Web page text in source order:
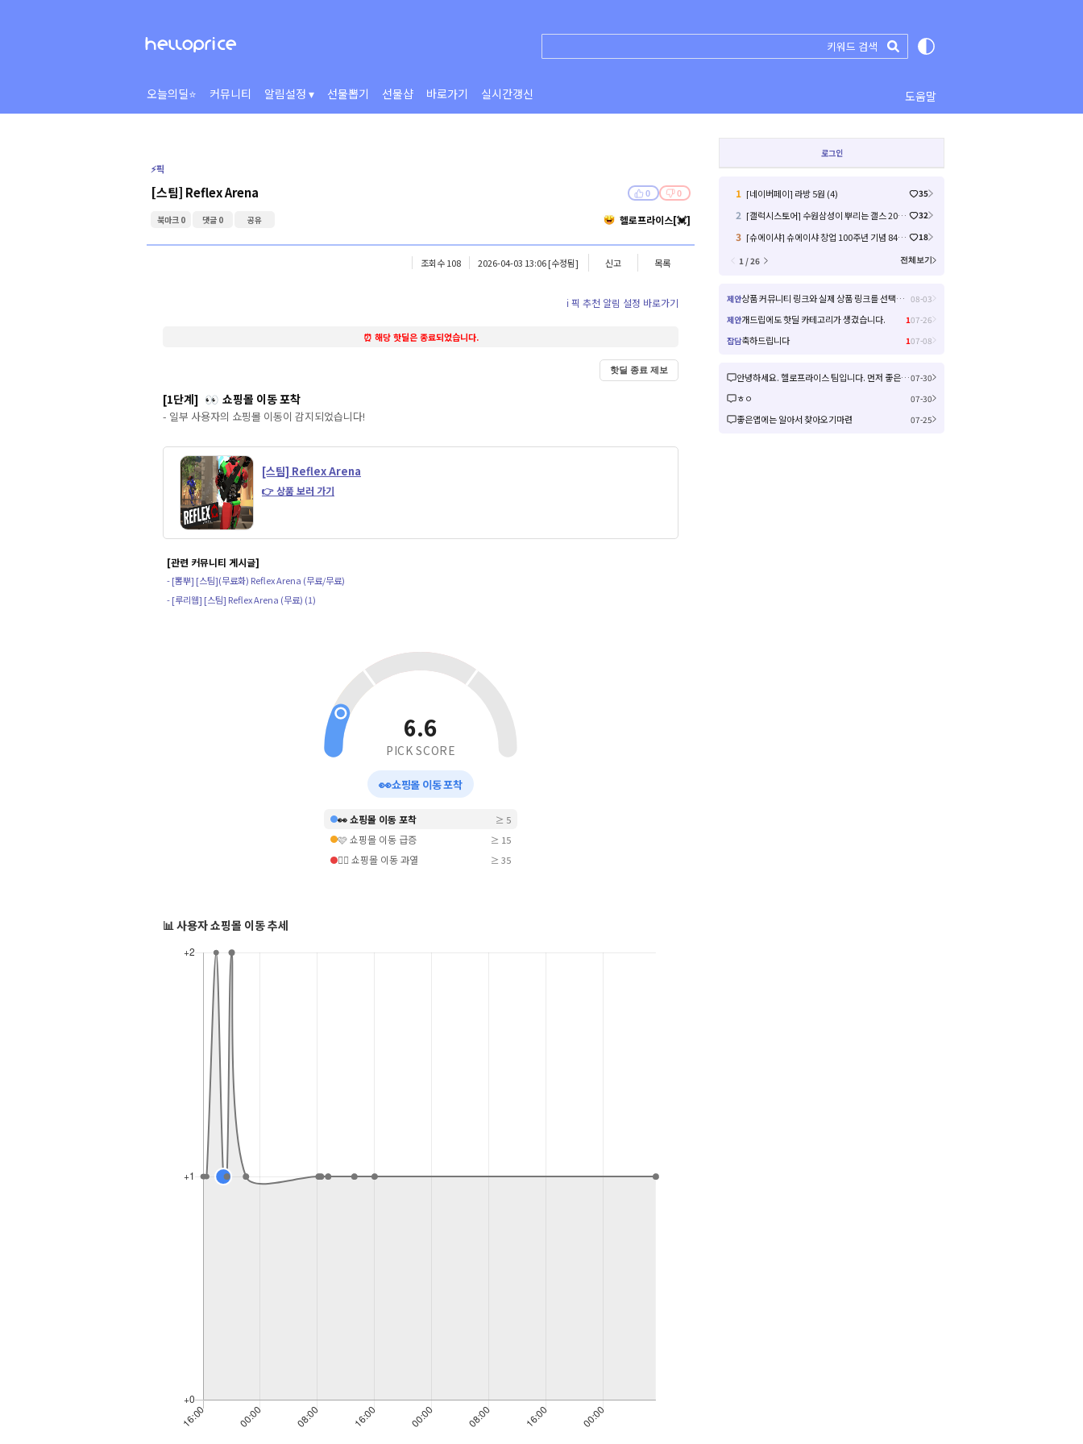
오늘의딜⭐ 커뮤니티 알림설정 ▾ 선물뽑기 선물샵 바로가기 실시간갱신 도움말
⚡️픽
[스팀] Reflex Arena 0 0
북마크 0 댓글 0 공유 헬로프라이스[💓]
조회수 108 2026-04-03 13:06[수정됨] 신고 목록
ℹ️ 픽 추천 알림 설정 바로가기
⏰ 해당 핫딜은 종료되었습니다.
핫딜 종료 제보
[1단계] 👀 쇼핑몰 이동 포착
- 일부 사용자의 쇼핑몰 이동이 감지되었습니다!
[스팀] Reflex Arena
👉 상품 보러 가기
[관련 커뮤니티 게시글]
- [뽐뿌] [스팀](무료화) Reflex Arena (무료/무료)
- [루리웹] [스팀] Reflex Arena (무료) (1)
6.6
PICK SCORE
👀쇼핑몰 이동 포착
👀 쇼핑몰 이동 포착 ≥ 5
🩷 쇼핑몰 이동 급증 ≥ 15
❤️‍🔥 쇼핑몰 이동 과열 ≥ 35
📊 사용자 쇼핑몰 이동 추세
로그인
1 [네이버페이] 라방 5원 (4) 35
2 [갤럭시스토어] 수원삼성이 뿌리는 갤스 2000원 쿠폰 (0원 / 배송비 무료) 32
3 [슈에이샤] 슈에이샤 창업 100주년 기념 84작품 일부 무료 공개 (0원 / 배송비 무료)
18
1 / 26
전체보기
제안 상품 커뮤니티 링크와 실제 상품 링크를 선택해서 들어갈 수 있으면 좋을거 같아요! 08-03
제안개드립에도 핫딜 카테고리가 생겼습니다. 107-26
잡담축하드립니다 107-08
안녕하세요. 헬로프라이스 팀입니다. 먼저 좋은 제안을 주셔서 감사합니다! 신규 커뮤니티 연동은 작업이 크게 예상되어 검토 후 진행여부, 진행 시 추가 일정을 공유드리겠습니다! 감사합니다.07-30
ㅎㅇ 07-30
좋은앱에는 알아서 찾아오기마련 07-25